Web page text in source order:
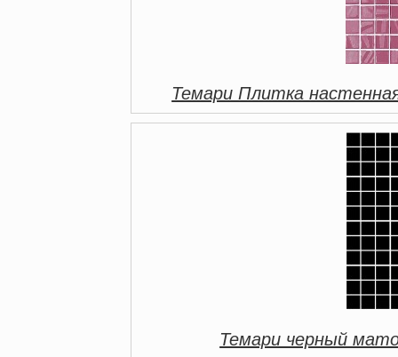
Темари Плитка
Темари черный